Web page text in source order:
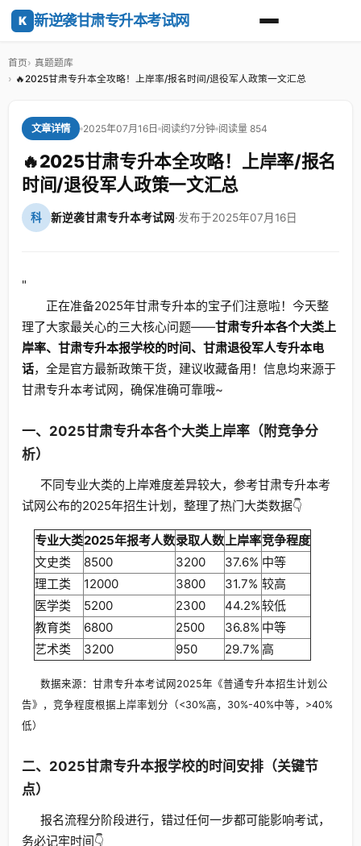
K 新逆袭甘肃专升本考试网
首页
真题题库
🔥2025甘肃专升本全攻略！上岸率/报名时间/退役军人政策一文汇总
文章详情 2025年07月16日 阅读约7分钟 阅读量 854
🔥2025甘肃专升本全攻略！上岸率/报名
时间/退役军人政策一文汇总
科 新逆袭甘肃专升本考试网·发布于2025年07月16日
"
正在准备2025年甘肃专升本的宝子们注意啦！今天整
理了大家最关心的三大核心问题——甘肃专升本各个大类上
岸率、甘肃专升本报学校的时间、甘肃退役军人专升本电
话，全是官方最新政策干货，建议收藏备用！信息均来源于
甘肃专升本考试网，确保准确可靠哦~
一、2025甘肃专升本各个大类上岸率（附竞争分
析）
不同专业大类的上岸难度差异较大，参考甘肃专升本考
试网公布的2025年招生计划，整理了热门大类数据👇
专业大类2025年报考人数录取人数上岸率竞争程度
文史类
8500 3200 37.6% 中等
理工类
12000 3800 31.7% 较高
医学类
5200 2300 44.2%较低
教育类
6800 2500 36.8% 中等
艺术类
3200 950 29.7% 高
数据来源：甘肃专升本考试网2025年《普通专升本招生计划公
告》，竞争程度根据上岸率划分（<30%高，30%-40%中等，>40%
低）
二、2025甘肃专升本报学校的时间安排（关键节
点）
报名流程分阶段进行，错过任何一步都可能影响考试，
务必记牢时间👇